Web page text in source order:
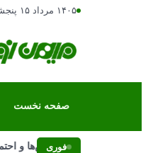
۱۴۰۵ مرداد ۱۵ پنجشنبه
صفحه نخست
فوری
علت تغییر ناگهانی بارش‌ها و